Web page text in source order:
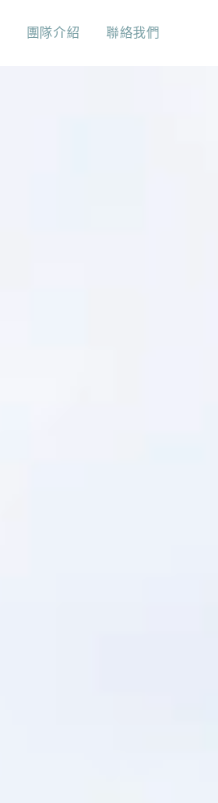
團隊介紹 聯絡我們